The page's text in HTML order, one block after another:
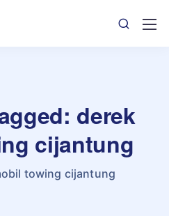
derek
cijantung
towing cijantung